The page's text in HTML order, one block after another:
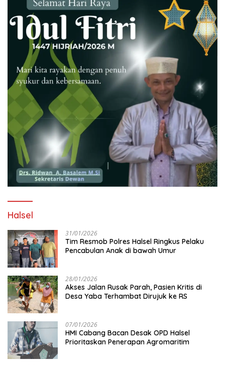
Halsel
31/01/2026
Tim Resmob Polres Halsel Ringkus Pelaku
Pencabulan Anak di bawah Umur
28/01/2026
Akses Jalan Rusak Parah, Pasien Kritis di
Desa Yaba Terhambat Dirujuk ke RS
07/01/2026
HMI Cabang Bacan Desak OPD Halsel
Prioritaskan Penerapan Agromaritim